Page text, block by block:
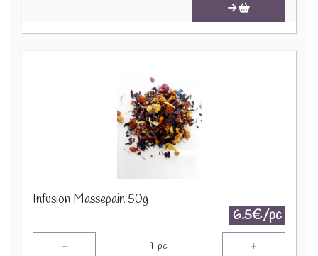
Infusion Massepain 50g
6.5€/pc
- 1 pc +